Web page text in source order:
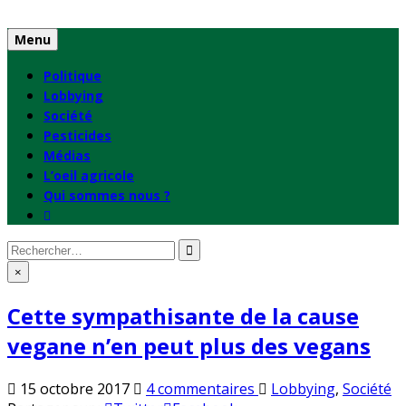
to
content
Menu
Politique
Lobbying
Société
Pesticides
Médias
L’oeil agricole
Qui sommes nous ?
Rechercher
: ×
Cette sympathisante de la cause
vegane n’en peut plus des vegans
15 octobre 2017 4 commentaires surPublié
Lobbying, Société